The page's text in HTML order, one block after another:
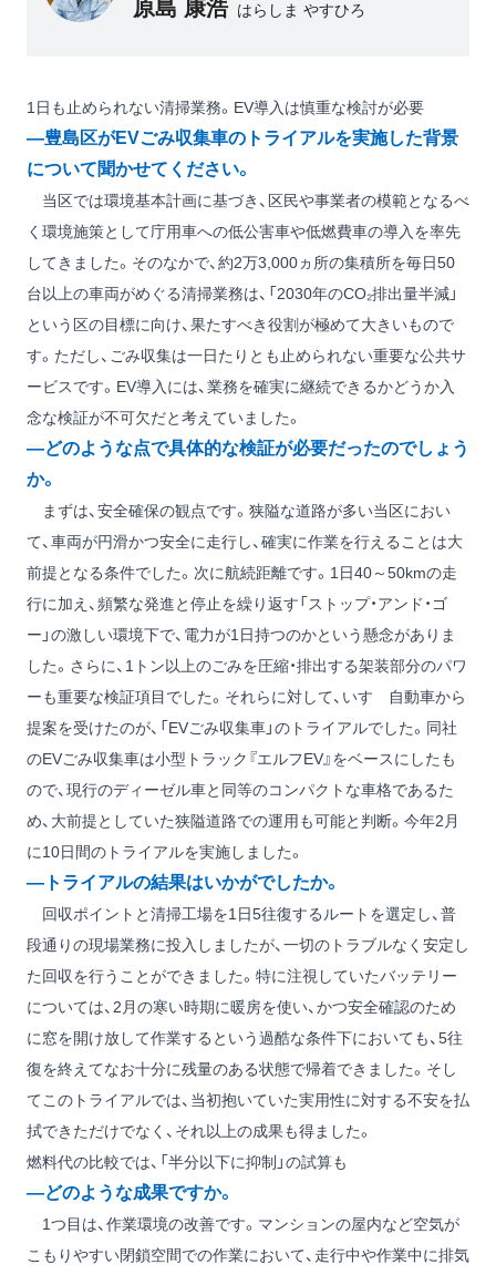
原島 康浩 はらしま やすひろ
1日も止められない清掃業務。EV導入は慎重な検討が必要
―豊島区がEVごみ収集車のトライアルを実施した背景
について聞かせてください。
当区では環境基本計画に基づき、区民や事業者の模範となるべ
く環境施策として庁用車への低公害車や低燃費車の導入を率先
してきました。そのなかで、約2万3,000ヵ所の集積所を毎日50
台以上の車両がめぐる清掃業務は、「2030年のCO₂排出量半減」
という区の目標に向け、果たすべき役割が極めて大きいもので
す。ただし、ごみ収集は一日たりとも止められない重要な公共サ
ービスです。EV導入には、業務を確実に継続できるかどうか入
念な検証が不可欠だと考えていました。
―どのような点で具体的な検証が必要だったのでしょう
か。
まずは、安全確保の観点です。狭隘な道路が多い当区におい
て、車両が円滑かつ安全に走行し、確実に作業を行えることは大
前提となる条件でした。次に航続距離です。1日40～50kmの走
行に加え、頻繁な発進と停止を繰り返す「ストップ・アンド・ゴ
ー」の激しい環境下で、電力が1日持つのかという懸念がありま
した。さらに、1トン以上のごみを圧縮・排出する架装部分のパワ
ーも重要な検証項目でした。それらに対して、いすゞ自動車から
提案を受けたのが、「EVごみ収集車」のトライアルでした。同社
のEVごみ収集車は小型トラック『エルフEV』をベースにしたも
ので、現行のディーゼル車と同等のコンパクトな車格であるた
め、大前提としていた狭隘道路での運用も可能と判断。今年2月
に10日間のトライアルを実施しました。
―トライアルの結果はいかがでしたか。
回収ポイントと清掃工場を1日5往復するルートを選定し、普
段通りの現場業務に投入しましたが、一切のトラブルなく安定し
た回収を行うことができました。特に注視していたバッテリー
については、2月の寒い時期に暖房を使い、かつ安全確認のため
に窓を開け放して作業するという過酷な条件下においても、5往
復を終えてなお十分に残量のある状態で帰着できました。そし
てこのトライアルでは、当初抱いていた実用性に対する不安を払
拭できただけでなく、それ以上の成果も得ました。
燃料代の比較では、「半分以下に抑制」の試算も
―どのような成果ですか。
1つ目は、作業環境の改善です。マンションの屋内など空気が
こもりやすい閉鎖空間での作業において、走行中や作業中に排気